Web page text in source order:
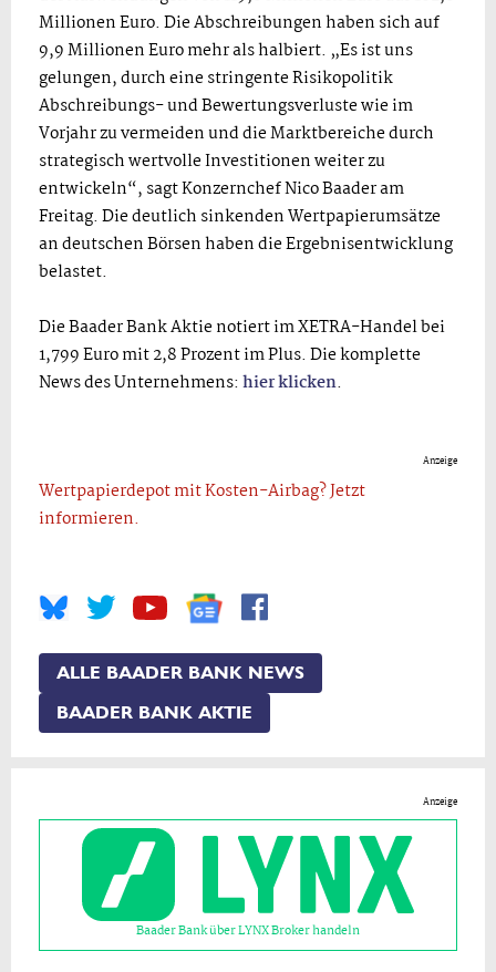
Millionen Euro. Die Abschreibungen haben sich auf
9,9 Millionen Euro mehr als halbiert. „Es ist uns
gelungen, durch eine stringente Risikopolitik
Abschreibungs- und Bewertungsverluste wie im
Vorjahr zu vermeiden und die Marktbereiche durch
strategisch wertvolle Investitionen weiter zu
entwickeln“, sagt Konzernchef Nico Baader am
Freitag. Die deutlich sinkenden Wertpapierumsätze
an deutschen Börsen haben die Ergebnisentwicklung
belastet.
Die Baader Bank Aktie notiert im XETRA-Handel bei
1,799 Euro mit 2,8 Prozent im Plus. Die komplette
News des Unternehmens: hier klicken.
Anzeige
Wertpapierdepot mit Kosten-Airbag? Jetzt
informieren.
ALLE BAADER BANK NEWS
BAADER BANK AKTIE
Anzeige
Baader Bank über LYNX Broker handeln